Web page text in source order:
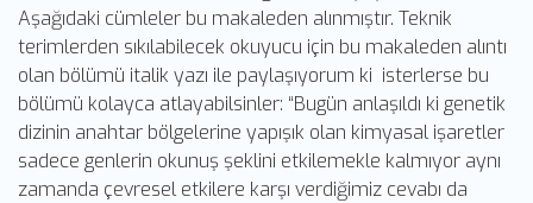
Aşağıdaki cümleler bu makaleden alınmıştır. Teknik
terimlerden sıkılabilecek okuyucu için bu makaleden alıntı
olan bölümü italik yazı ile paylaşıyorum ki isterlerse bu
bölümü kolayca atlayabilsinler: “Bugün anlaşıldı ki genetik
dizinin anahtar bölgelerine yapışık olan kimyasal işaretler
sadece genlerin okunuş şeklini etkilemekle kalmıyor aynı
zamanda çevresel etkilere karşı verdiğimiz cevabı da